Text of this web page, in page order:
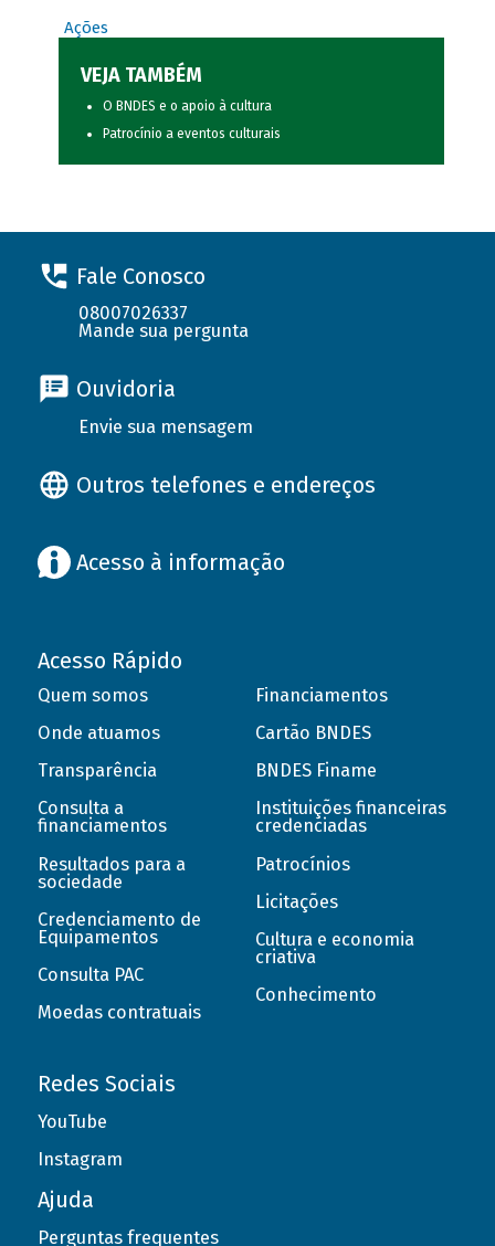
Ações
VEJA TAMBÉM
O BNDES e o apoio à cultura
Patrocínio a eventos culturais
Fale Conosco
08007026337
Mande sua pergunta
Ouvidoria
Envie sua mensagem
Outros telefones e endereços
Acesso à informação
Acesso Rápido
Quem somos
Onde atuamos
Transparência
Consulta a
financiamentos
Resultados para a
sociedade
Credenciamento de
Equipamentos
Consulta PAC
Moedas contratuais
Financiamentos
Cartão BNDES
BNDES Finame
Instituições financeiras
credenciadas
Patrocínios
Licitações
Cultura e economia
criativa
Conhecimento
Redes Sociais
YouTube
Instagram
Ajuda
Perguntas frequentes